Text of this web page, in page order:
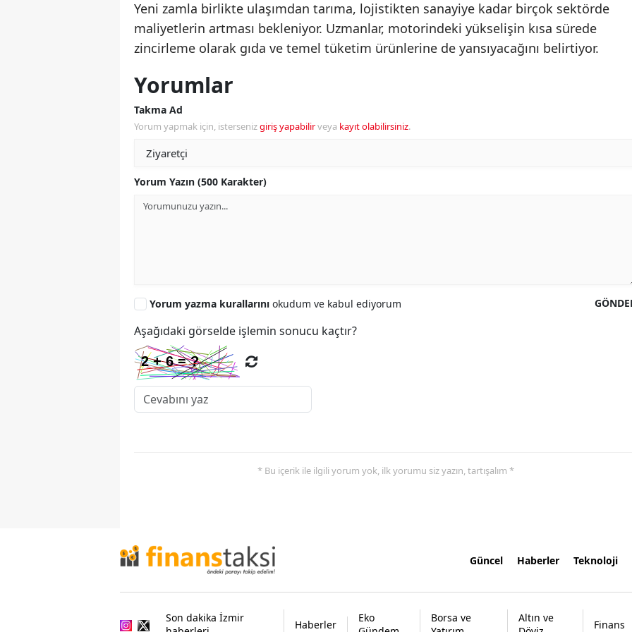
Yeni zamla birlikte ulaşımdan tarıma, lojistikten sanayiye kadar birçok sektörde
maliyetlerin artması bekleniyor. Uzmanlar, motorindeki yükselişin kısa sürede
zincirleme olarak gıda ve temel tüketim ürünlerine de yansıyacağını belirtiyor.
Yorumlar
Takma Ad
Yorum yapmak için, istersenizgiriş yapabilirveya kayıt olabilirsiniz.
Yorum Yazın (500 Karakter)
Yorum yazma kurallarını okudum ve kabul ediyorum
Aşağıdaki görselde işlemin sonucu kaçtır?
* Bu içerik ile ilgili yorum yok, ilk yorumu siz yazın, tartışalım *
Güncel Haberler Teknoloji
Son dakika İzmir
Haberler
Eko
Borsa ve
Altın ve
Finans